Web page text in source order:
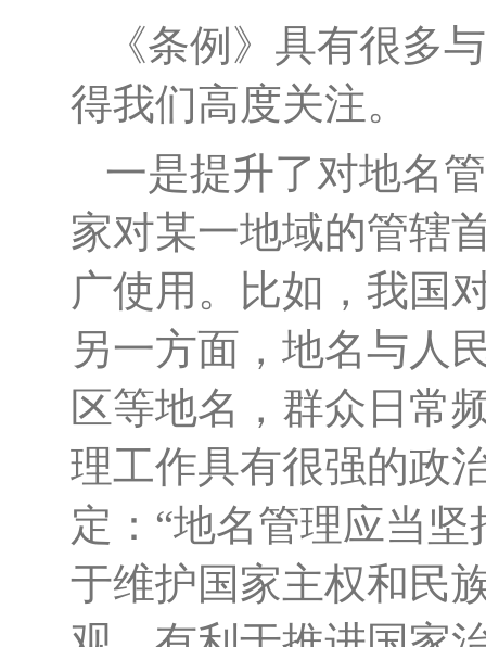
《条例》具有很多
得我们高度关注。
一是提升了对地名
家对某一地域的管辖
广使用。比如，我国
另一方面，地名与人
区等地名，群众日常
理工作具有很强的政
定： “地名管理应当
于维护国家主权和民